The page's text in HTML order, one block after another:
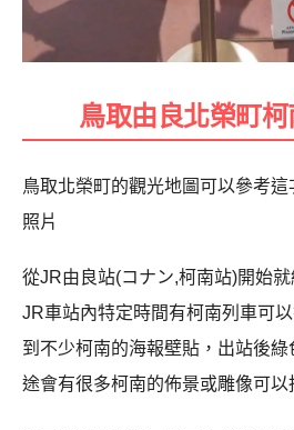
鳥取由良北榮町
鳥取北榮町的觀光地圖可以參考
照片
從JR由良站(コナン,柯南站)開始就
JR車站內特定時間有柯南列車可
到不少柯南的海報壁貼，出站後
途會有很多柯南的佈景或雕像可以